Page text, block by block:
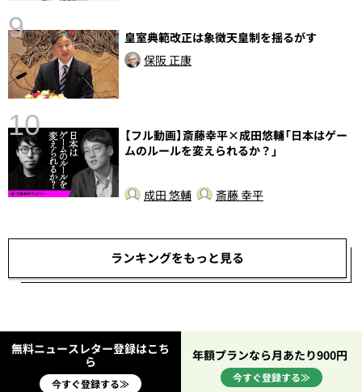
9
皇室典範改正は象徴天皇制を揺るがす
保阪 正康
10
【フル動画】斎藤幸平×成田悠輔「日本はゲー
ムのルールを変えられるか？」
成田 悠輔 斎藤 幸平
ランキングをもっと見る
無料ニュースレター登録はこち
ら
今すぐ登録する≫
年額プランなら月あたり900円
今すぐ登録する≫